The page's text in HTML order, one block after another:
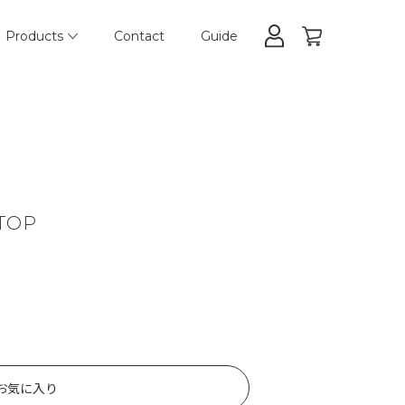
Products Contact Guide
気に入り